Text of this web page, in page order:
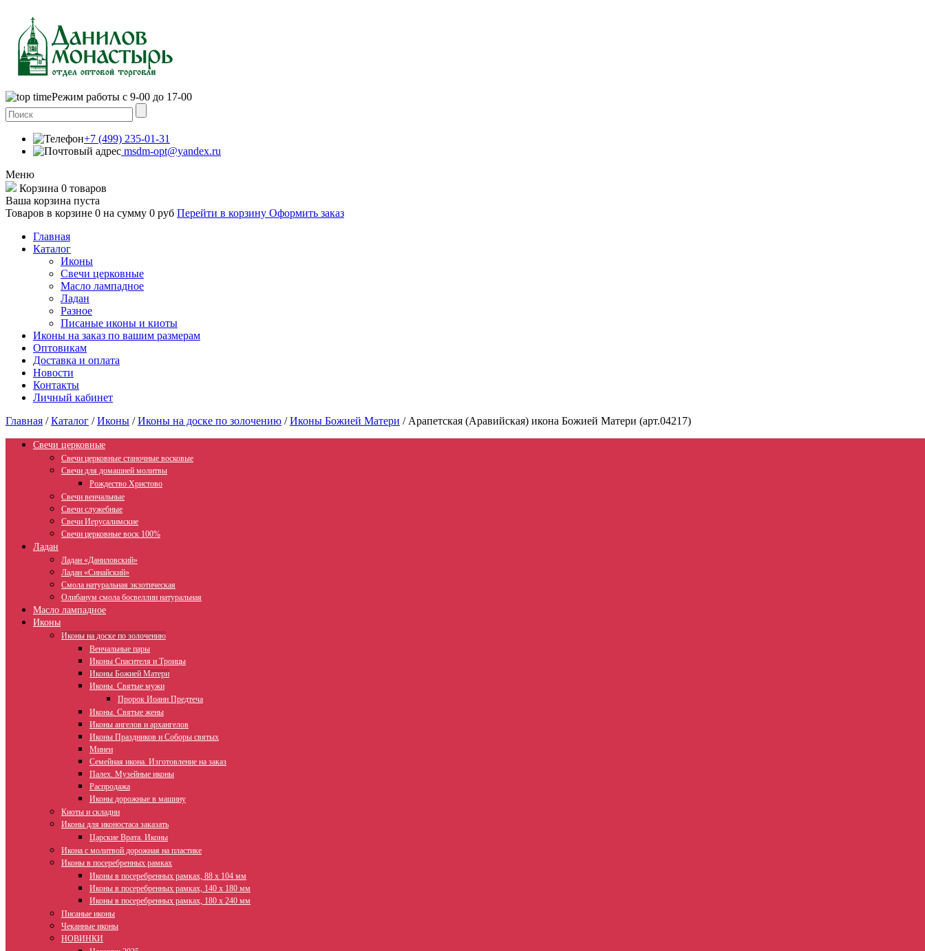
Режим работы с 9-00 до 17-00
+7 (499) 235-01-31
msdm-opt@yandex.ru
Меню
Корзина 0 товаров
Ваша корзина пуста
Товаров в корзине 0 на сумму 0 руб Перейти в корзину Оформить заказ
Главная
Каталог
Иконы
Свечи церковные
Масло лампадное
Ладан
Разное
Писаные иконы и киоты
Иконы на заказ по вашим размерам
Оптовикам
Доставка и оплата
Новости
Контакты
Личный кабинет
Главная /Каталог /Иконы /Иконы на доске по золочению /Иконы Божией Матери / Арапетская (Аравийская) икона Божией Матери (арт.04217)
Свечи церковные
Свечи церковные станочные восковые
Свечи для домашней молитвы
Рождество Христово
Свечи венчальные
Свечи служебные
Свечи Иерусалимские
Свечи церковные воск 100%
Ладан
Ладан «Даниловский»
Ладан «Синайский»
Смола натуральная экзотическая
Олибанум смола босвеллии натуральная
Масло лампадное
Иконы
Иконы на доске по золочению
Венчальные пары
Иконы Спасителя и Троицы
Иконы Божией Матери
Иконы. Святые мужи
Пророк Иоанн Предтеча
Иконы. Святые жены
Иконы ангелов и архангелов
Иконы Праздников и Соборы святых
Минеи
Семейная икона. Изготовление на заказ
Палех. Музейные иконы
Распродажа
Иконы дорожные в машину
Киоты и складни
Иконы для иконостаса заказать
Царские Врата. Иконы
Икона с молитвой дорожная на пластике
Иконы в посеребренных рамках
Иконы в посеребренных рамках, 88 х 104 мм
Иконы в посеребренных рамках, 140 х 180 мм
Иконы в посеребренных рамках, 180 х 240 мм
Писаные иконы
Чеканные иконы
НОВИНКИ